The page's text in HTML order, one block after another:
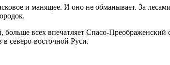
и манящее. И оно не обманывает. За
всех впечатляет Спасо-Преображенский
северо-восточной Руси.